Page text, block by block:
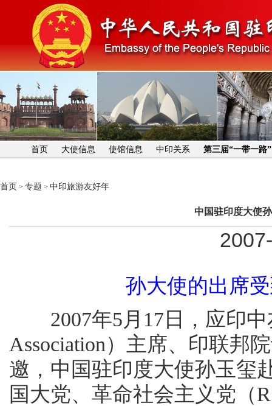
首页 大使信息 使馆信息 中印关系 第三届“一带一路
首页 > 专题 > 中印旅游友好年
中国驻印度大使
孙大使的出席
2007年5月17日，应印中
Association）主席、印联邦
邀，中国驻印度大使孙玉玺
国大党、革命社会主义党（